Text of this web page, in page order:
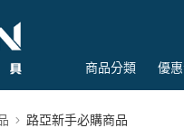
商品分類 優
路亞新手必購商品